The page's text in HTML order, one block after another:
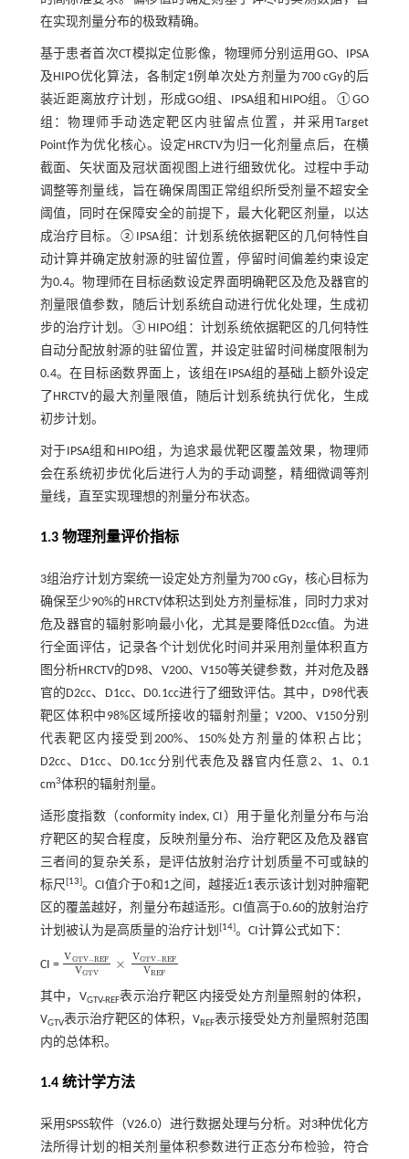
在实现剂量分布的极致精确。
基于患者首次CT模拟定位影像，物理师分别运用GO、IPSA
及HIPO优化算法，各制定1例单次处方剂量为700 cGy的后
装近距离放疗计划，形成GO组、IPSA组和HIPO组。①GO
组：物理师手动选定靶区内驻留点位置，并采用Target
Point作为优化核心。设定HRCTV为归一化剂量点后，在横
截面、矢状面及冠状面视图上进行细致优化。过程中手动
调整等剂量线，旨在确保周围正常组织所受剂量不超安全
阈值，同时在保障安全的前提下，最大化靶区剂量，以达
成治疗目标。②IPSA组：计划系统依据靶区的几何特性自
动计算并确定放射源的驻留位置，停留时间偏差约束设定
为0.4。物理师在目标函数设定界面明确靶区及危及器官的
剂量限值参数，随后计划系统自动进行优化处理，生成初
步的治疗计划。③HIPO组：计划系统依据靶区的几何特性
自动分配放射源的驻留位置，并设定驻留时间梯度限制为
0.4。在目标函数界面上，该组在IPSA组的基础上额外设定
了HRCTV的最大剂量限值，随后计划系统执行优化，生成
初步计划。
对于IPSA组和HIPO组，为追求最优靶区覆盖效果，物理师
会在系统初步优化后进行人为的手动调整，精细微调等剂
量线，直至实现理想的剂量分布状态。
1.3 物理剂量评价指标
3组治疗计划方案统一设定处方剂量为700 cGy，核心目标为
确保至少90%的HRCTV体积达到处方剂量标准，同时力求对
危及器官的辐射影响最小化，尤其是要降低D2cc值。为进
行全面评估，记录各个计划优化时间并采用剂量体积直方
图分析HRCTV的D98、V200、V150等关键参数，并对危及器
官的D2cc、D1cc、D0.1cc进行了细致评估。其中，D98代表
靶区体积中98%区域所接收的辐射剂量；V200、V150分别
代表靶区内接受到200%、150%处方剂量的体积占比；
D2cc、D1cc、D0.1cc分别代表危及器官内任意2、1、0.1
cm3体积的辐射剂量。
适形度指数（conformity index, CI）用于量化剂量分布与治
疗靶区的契合程度，反映剂量分布、治疗靶区及危及器官
三者间的复杂关系，是评估放射治疗计划质量不可或缺的
标尺[13]。CI值介于0和1之间，越接近1表示该计划对肿瘤靶
区的覆盖越好，剂量分布越适形。CI值高于0.60的放射治疗
计划被认为是高质量的治疗计划 [14]。CI计算公式如下：
CI =
VGTV−REF
VGTV
× VGTV−REF
VREF
VGTV-REF VG TV×VGTV-
其中，VGTV-REF表示治疗靶区内接受处方剂量照射的体积，
VGTV表示治疗靶区的体积，VREF表示接受处方剂量照射范围
内的总体积。
1.4 统计学方法
采用SPSS软件（V26.0）进行数据处理与分析。对3种优化方
法所得计划的相关剂量体积参数进行正态分布检验，符合